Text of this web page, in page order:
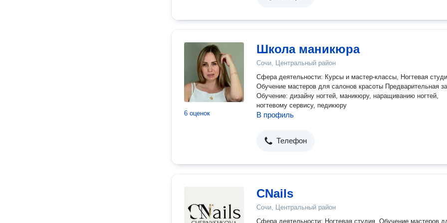
6 оценок
Школа маникюра
Сочи, Центральный район
Сфера деятельности: Курсы и мастер-классы, Ногтевая
Обучение мастеров для салонов красоты Предварительная
Обучение: дизайну ногтей, маникюру, наращиванию ногтей,
ногтевому сервису, педикюру
В профиль
Телефон
CNails
Сочи, Центральный район
Сфера деятельности: Ногтевая студия, Обучение мастеров